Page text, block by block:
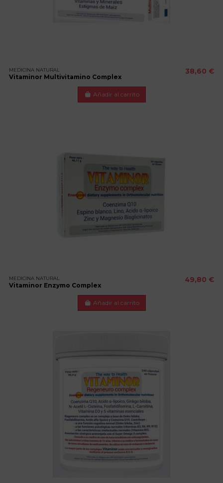
MEDICINA NATURAL
Vitaminor Multivitamino Complex
38,60 €
Añadir al carrito
MEDICINA NATURAL
Vitaminor Enzymo Complex
49,80 €
Añadir al carrito